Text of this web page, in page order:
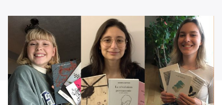
sur
Facebook
dans
une
nouvelle
fenêtre
LinkedIn
une
nouvelle
fenêtre